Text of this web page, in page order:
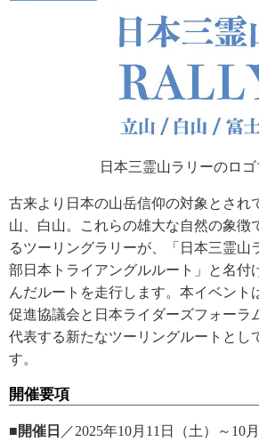
日本三霊山ラリーのロゴ
古来より日本の山岳信仰の対象とされ
山、白山。これらの雄大な自然の象徴
るツーリングラリーが、「日本三霊山
部日本トライアングルルート」と名付
んだルートを走行します。本イベント
促進協議会と日本ライダーズフォーラ
代表する新たなツーリングルートとし
す。
開催要項
■開催日 ／2025年10月11日（土）～10